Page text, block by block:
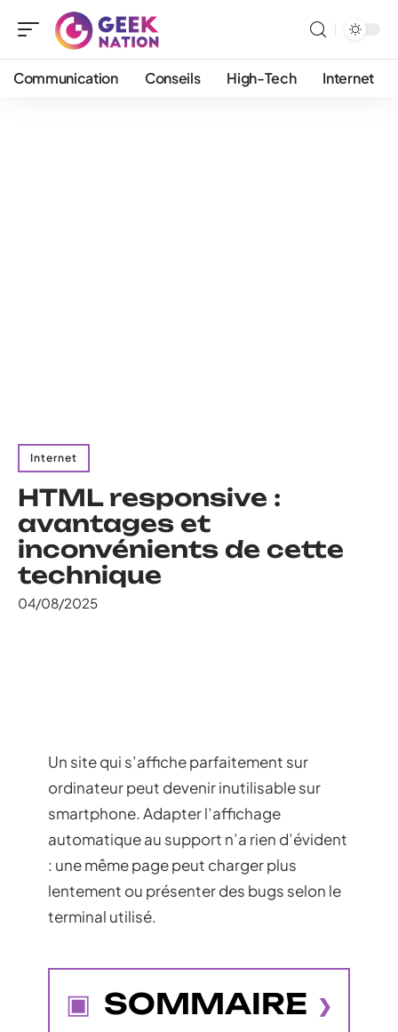
Communication Conseils High-Tech Internet
Internet
HTML responsive :
avantages et
inconvénients de cette
technique
04/08/2025
Un site qui s’affiche parfaitement sur
ordinateur peut devenir inutilisable sur
smartphone. Adapter l’affichage
automatique au support n’a rien d’évident
: une même page peut charger plus
lentement ou présenter des bugs selon le
terminal utilisé.
SOMMAIRE